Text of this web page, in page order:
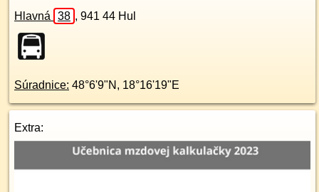
Hlavná 38 , 941 44 Hul
Súradnice: 48°6'9"N , 18°16'19"E
Extra: